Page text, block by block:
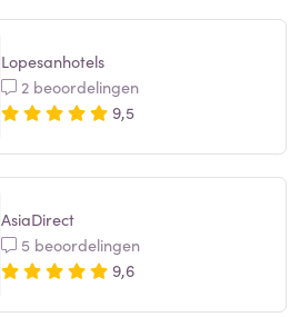
Lopesanhotels
2 beoordelingen
9,5
AsiaDirect
5 beoordelingen
9,6